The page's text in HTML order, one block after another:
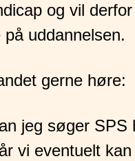
og vil
uddannelsen.
gerne høre:
jeg søger SPS
vi eventuelt